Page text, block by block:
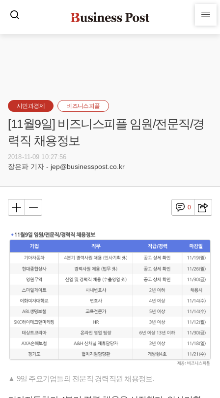
시민과경제 비즈니스피플
[11월9일] 비즈니스피플 임원/전문직/경
력직 채용정보
2018-11-09 10:27:56
장은파 기자 - jep@businesspost.co.kr
0
▲ 9일 주요기업들의 전문직 경력직원 채용정보.